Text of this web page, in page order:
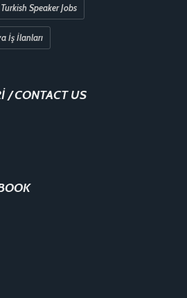
Turkish Speaker Jobs
İş İlanları
/ CONTACT US